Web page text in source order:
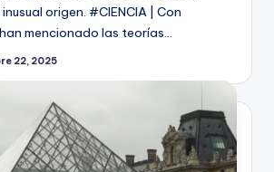
origen. #CIENCIA | Con
mencionado las teorías…
22, 2025